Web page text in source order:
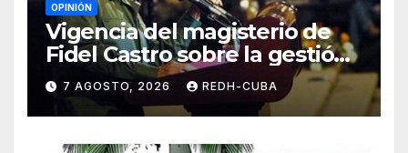
OPINIÓN
Vigencia del magisterio de
Fidel Castro sobre la gestión
del liderazgo revolucionario.
Por Jorge Luís Guach Estévez
7 AGOSTO, 2026 REDH-CUBA